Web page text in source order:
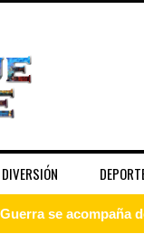
DIVERSIÓN
se acompaña